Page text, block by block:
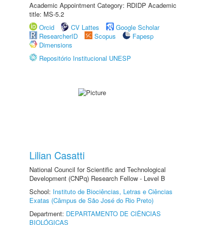
Academic Appointment Category: RDIDP Academic
title: MS-5.2
Orcid
CV Lattes
Google Scholar
ResearcherID
Scopus
Fapesp
Dimensions
Repositório Institucional UNESP
Lilian Casatti
National Council for Scientific and Technological
Development (CNPq) Research Fellow - Level B
School: Instituto de Biociências, Letras e Ciências
Exatas (Câmpus de São José do Rio Preto)
Department: DEPARTAMENTO DE CIÊNCIAS
BIOLÓGICAS